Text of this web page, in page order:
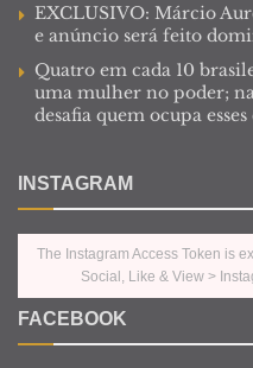
EXCLUSIVO: Márcio
e anúncio será feito
Quatro em cada 10
uma mulher no poder;
desafia quem ocupa esses
INSTAGRAM
The Instagram Access Token is
Social, Like & View >
FACEBOOK